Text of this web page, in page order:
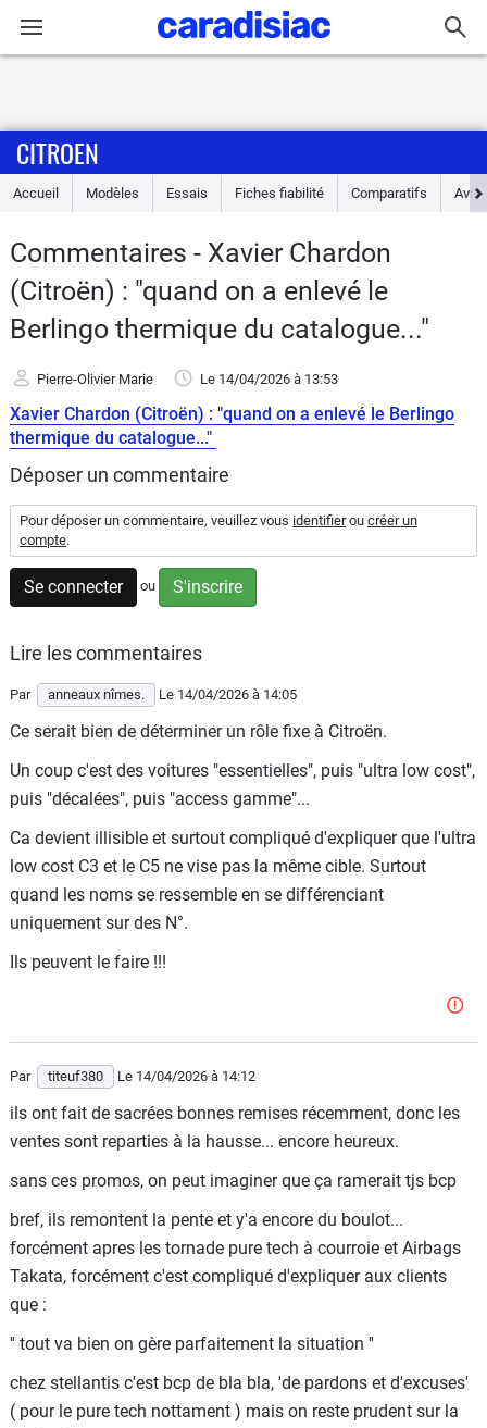
Accueil
Essais
Guide
d'achat
Electriques
Flottes
Auto
Services
Forum
Moto
Marques
CITROEN
Accueil Modèles Essais Fiches fiabilité Comparatifs Avis
Commentaires - Xavier Chardon
(Citroën) : "quand on a enlevé le
Berlingo thermique du catalogue..."
Pierre-Olivier Marie Le 14/04/2026 à 13:53
Xavier Chardon (Citroën) : "quand on a enlevé le Berlingo
thermique du catalogue..."
Déposer un commentaire
Pour déposer un commentaire, veuillez vous identifierou créer un
compte.
Se connecter ou S'inscrire
Lire les commentaires
Par anneaux nîmes. Le 14/04/2026 à 14:05
Ce serait bien de déterminer un rôle fixe à Citroën.
Un coup c'est des voitures "essentielles", puis "ultra low cost",
puis "décalées", puis "access gamme"...
Ca devient illisible et surtout compliqué d'expliquer que l'ultra
low cost C3 et le C5 ne vise pas la même cible. Surtout
quand les noms se ressemble en se différenciant
uniquement sur des N°.
Ils peuvent le faire !!!
Par titeuf380 Le 14/04/2026 à 14:12
ils ont fait de sacrées bonnes remises récemment, donc les
ventes sont reparties à la hausse... encore heureux.
sans ces promos, on peut imaginer que ça ramerait tjs bcp
bref, ils remontent la pente et y'a encore du boulot...
forcément apres les tornade pure tech à courroie et Airbags
Takata, forcément c'est compliqué d'expliquer aux clients
que :
'' tout va bien on gère parfaitement la situation ''
chez stellantis c'est bcp de bla bla, 'de pardons et d'excuses'
( pour le pure tech nottament ) mais on reste prudent sur la